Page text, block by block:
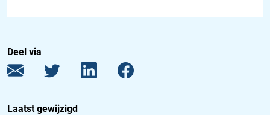
Deel via
Laatst gewijzigd